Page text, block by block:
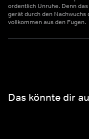
ordentlich Unruhe. Denn
gerät durch den Nachwuchs
vollkommen aus den Fugen.
Das könnte dir